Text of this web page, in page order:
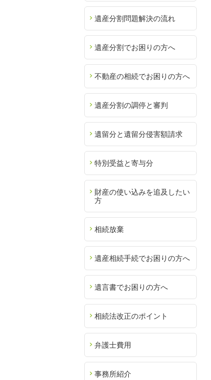
遺産分割問題解決の流れ
遺産分割でお困りの方へ
不動産の相続でお困りの方へ
遺産分割の調停と審判
遺留分と遺留分侵害額請求
特別受益と寄与分
財産の使い込みを追及したい
方
相続放棄
遺産相続手続でお困りの方へ
遺言書でお困りの方へ
相続法改正のポイント
弁護士費用
事務所紹介